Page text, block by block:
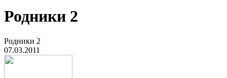
Родники 2
Родники 2
07.03.2011